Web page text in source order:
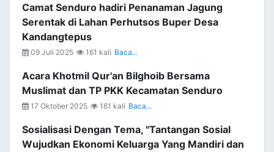
Camat Senduro hadiri Penanaman Jagung
Serentak di Lahan Perhutsos Buper Desa
Kandangtepus
09 Juli 2025 161 kali Baca...
Acara Khotmil Qur'an Bilghoib Bersama
Muslimat dan TP PKK Kecamatan Senduro
17 Oktober 2025 161 kali Baca...
Sosialisasi Dengan Tema, "Tantangan Sosial
Wujudkan Ekonomi Keluarga Yang Mandiri dan